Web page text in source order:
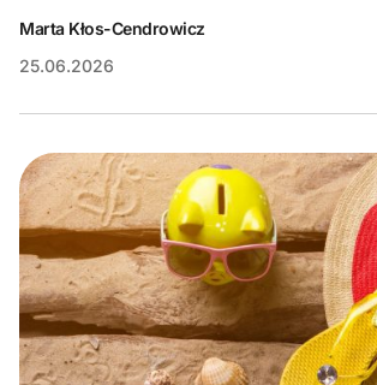
Marta Kłos-Cendrowicz
25.06.2026